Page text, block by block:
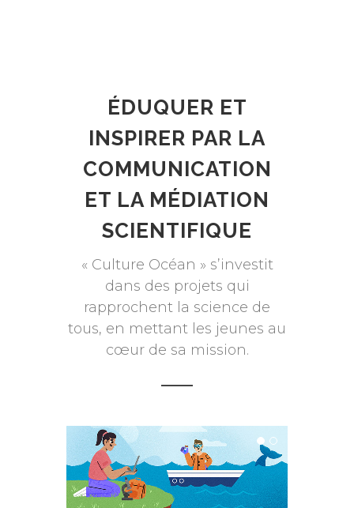
ÉDUQUER ET
INSPIRER PAR LA
COMMUNICATION
ET LA MÉDIATION
SCIENTIFIQUE
« Culture Océan » s’investit
dans des projets qui
rapprochent la science de
tous, en mettant les jeunes au
cœur de sa mission.